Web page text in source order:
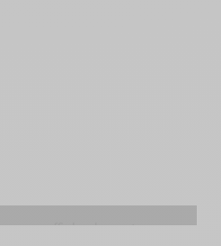
pour afficher le contenu